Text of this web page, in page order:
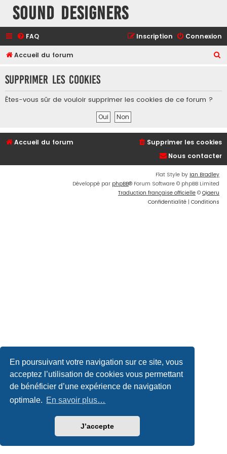
En poursuivant votre navigation sur ce site, vous
acceptez l’utilisation de cookies vous permettant
de bénéficier d’une expérience de navigation
optimale. En savoir plus…
J’accepte
Sound Designers
FAQ Connexion
Inscription
Accueil du forum
h
c
h
Supprimer les cookies
Êtes-vous sûr de vouloir supprimer les cookies de ce forum ?
Accueil du forum
Supprimer les cookies
Nous contacter
Flat Style by Ian Bradley
Développé par phpBB® Forum Software © phpBB Limited
Traduction française officielle © Qiaeru
Confidentialité | Conditions